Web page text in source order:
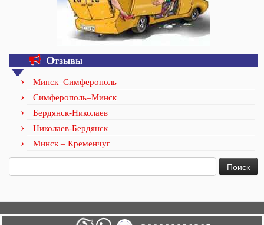
Отзывы
Минск–Симферополь
Симферополь–Минск
Бердянск-Николаев
Николаев-Бердянск
Минск – Кременчуг